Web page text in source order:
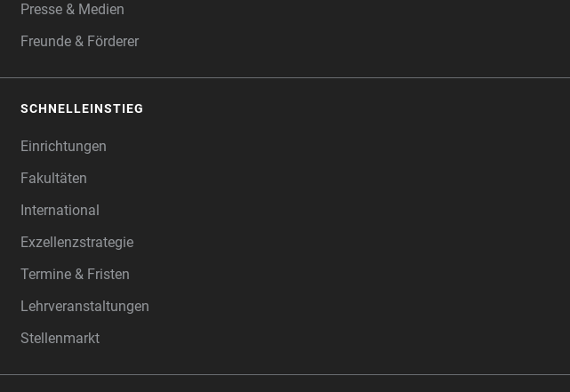
Presse & Medien
Freunde & Förderer
SCHNELLEINSTIEG
Einrichtungen
Fakultäten
International
Exzellenzstrategie
Termine & Fristen
Lehrveranstaltungen
Stellenmarkt